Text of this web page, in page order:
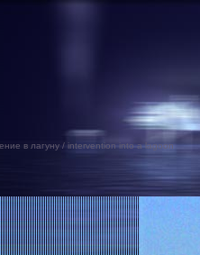
в лагуну / intervention into a lagoon